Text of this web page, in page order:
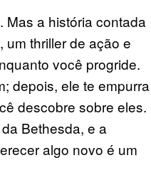
Mas a história contada
thriller de ação e
você progride.
depois, ele te empurra
descobre sobre eles.
Bethesda, e a
algo novo é um